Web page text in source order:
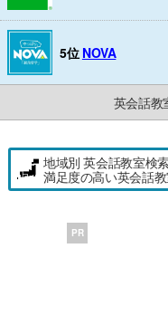
5位 NOVA
英会話
地域別 英会話教室検
満足度の高い英会話教
PR